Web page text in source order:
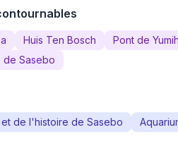
Huis Ten Bosch
Pont de
de Sasebo
de l'histoire de Sasebo